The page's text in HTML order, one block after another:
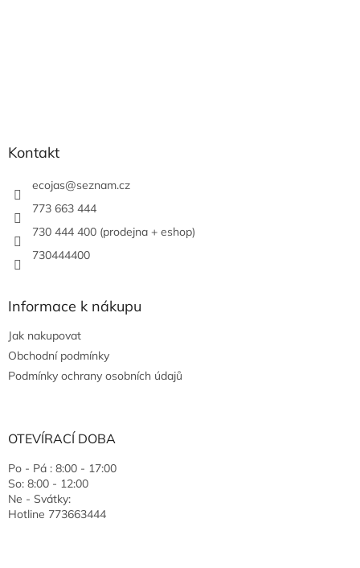
Kontakt
ecojas@seznam.cz
773 663 444
730 444 400 (prodejna + eshop)
730444400
Informace k nákupu
Jak nakupovat
Obchodní podmínky
Podmínky ochrany osobních údajů
OTEVÍRACÍ DOBA
Po - Pá : 8:00 - 17:00
So: 8:00 - 12:00
Ne - Svátky:
Hotline 773663444